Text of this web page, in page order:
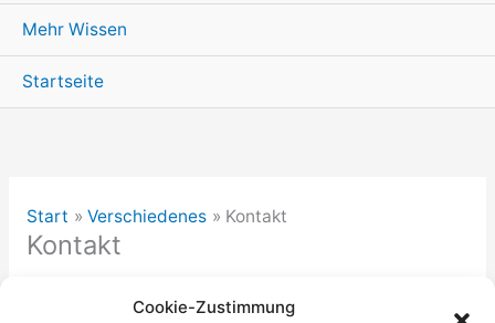
Cookie-Zustimmung
Mehr Wissen
Startseite
Start Verschiedenes Kontakt
Kontakt